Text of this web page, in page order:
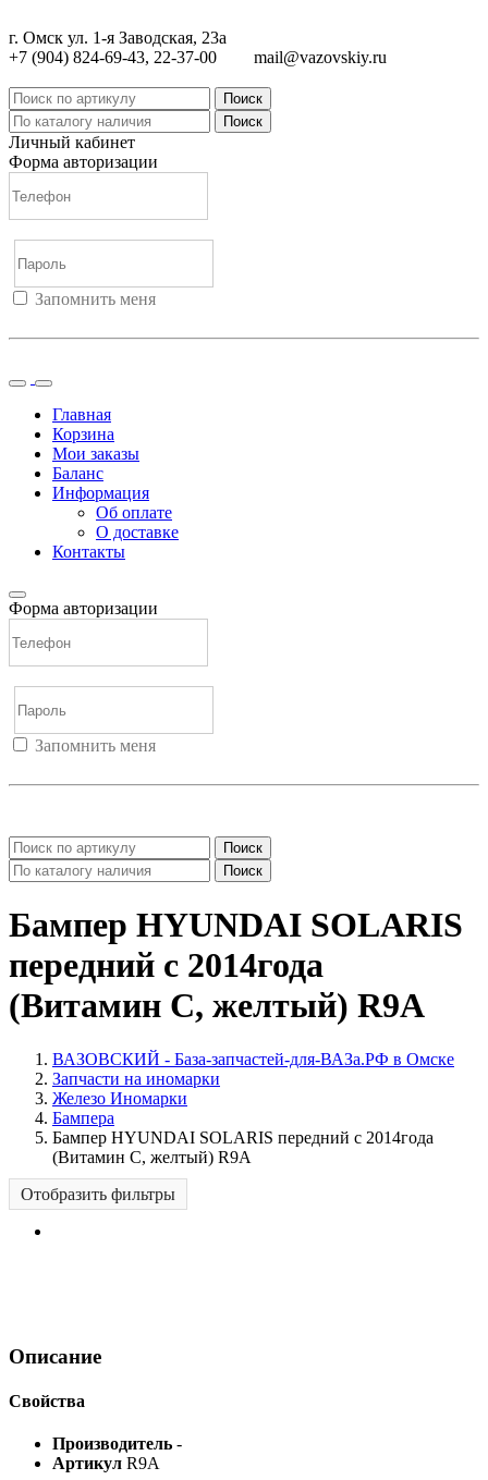
г. Омск ул. 1-я Заводская, 23а
+7 (904) 824-69-43, 22-37-00
mail@vazovskiy.ru
Поиск
Поиск
Личный кабинет
Форма авторизации
Запомнить меня
Главная
Корзина
Мои заказы
Баланс
Информация
Об оплате
О доставке
Контакты
Форма авторизации
Запомнить меня
Поиск
Поиск
Бампер HYUNDAI SOLARIS
передний с 2014года
(Витамин С, желтый) R9A
ВАЗОВСКИЙ - База-запчастей-для-ВАЗа.РФ в Омске
Запчасти на иномарки
Железо Иномарки
Бампера
Бампер HYUNDAI SOLARIS передний с 2014года
(Витамин С, желтый) R9A
Отобразить фильтры
Описание
Свойства
Производитель -
Артикул R9A